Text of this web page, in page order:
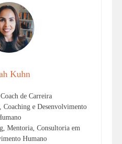
Kuhn
de Carreira
e Desenvolvimento
Mentoria, Consultoria em
Humano